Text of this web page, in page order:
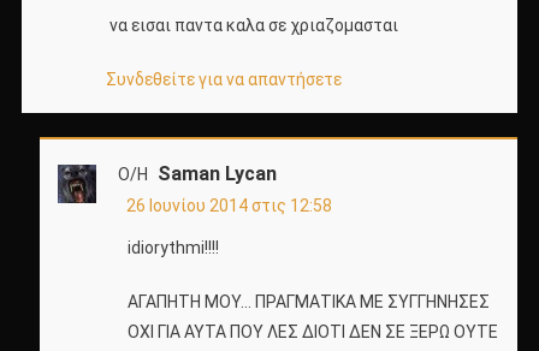
να εισαι παντα καλα σε χριαζομασται
Συνδεθείτε για να απαντήσετε
Ο/Η Saman Lycan
26 Ιουνίου 2014 στις 12:58
idiorythmi!!!!
ΑΓΑΠΗΤΗ ΜΟΥ… ΠΡΑΓΜΑΤΙΚΑ ΜΕ ΣΥΓΓΗΝΗΣΕΣ
ΟΧΙ ΓΙΑ ΑΥΤΑ ΠΟΥ ΛΕΣ ΔΙΟΤΙ ΔΕΝ ΣΕ ΞΕΡΩ ΟΥΤΕ